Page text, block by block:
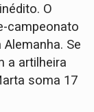
O
campeonato
Se
a artilheira
soma 17